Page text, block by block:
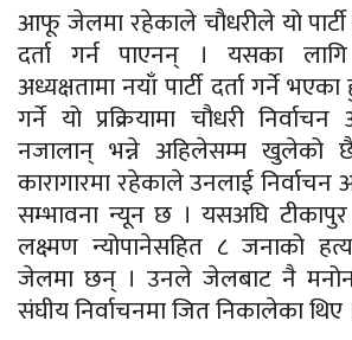
आफू जेलमा रहेकाले चौधरीले यो
दर्ता गर्न पाएनन् । यसका
अध्यक्षतामा नयाँ पार्टी दर्ता गर्ने भएका
गर्ने यो प्रक्रियामा चौधरी
नजालान् भन्ने अहिलेसम्म खुलेको
कारागारमा रहेकाले उनलाई
सम्भावना न्यून छ । यसअघि
लक्ष्मण न्योपानेसहित ८ जनाको
जेलमा छन् । उनले जेलबाट नै
संघीय निर्वाचनमा जित निकालेका थिए